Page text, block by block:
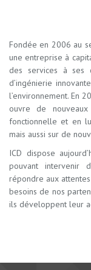
Fondée en 2006 au
une entreprise à
des services à
d’ingénierie
l’environnement. En
ouvre de
fonctionnelle et en
mais aussi sur de
ICD dispose
pouvant intervenir
répondre aux
besoins de nos
ils développent leur